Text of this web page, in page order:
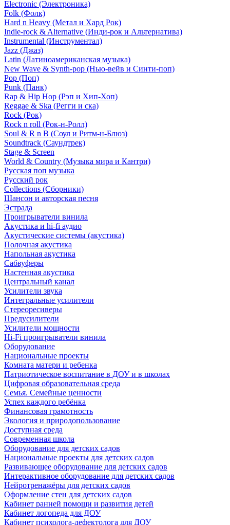
Electronic (Электроника)
Folk (Фолк)
Hard n Heavy (Метал и Хард Рок)
Indie-rock & Alternative (Инди-рок и Альтернатива)
Instrumental (Инструментал)
Jazz (Джаз)
Latin (Латиноамериканская музыка)
New Wave & Synth-pop (Нью-вейв и Синти-поп)
Pop (Поп)
Punk (Панк)
Rap & Hip Hop (Рэп и Хип-Хоп)
Reggae & Ska (Регги и ска)
Rock (Рок)
Rock n roll (Рок-н-Ролл)
Soul & R n B (Соул и Ритм-н-Блюз)
Soundtrack (Саундтрек)
Stage & Screen
World & Country (Музыка мира и Кантри)
Русская поп музыка
Русский рок
Сollections (Сборники)
Шансон и авторская песня
Эстрада
Проигрыватели винила
Акустика и hi-fi аудио
Акустические системы (акустика)
Полочная акустика
Напольная акустика
Сабвуферы
Настенная акустика
Центральный канал
Усилители звука
Интегральные усилители
Стереоресиверы
Предусилители
Усилители мощности
Hi-Fi проигрыватели винила
Оборудование
Национальные проекты
Комната матери и ребенка
Патриотическое воспитание в ДОУ и в школах
Цифровая образовательная среда
Семья. Семейные ценности
Успех каждого ребёнка
Финансовая грамотность
Экология и природопользование
Доступная среда
Современная школа
Оборудование для детских садов
Национальные проекты для детских садов
Развивающее оборудование для детских садов
Интерактивное оборудование для детских садов
Нейротренажёры для детских садов
Оформление стен для детских садов
Кабинет ранней помощи и развития детей
Кабинет логопеда для ДОУ
Кабинет психолога-дефектолога для ДОУ